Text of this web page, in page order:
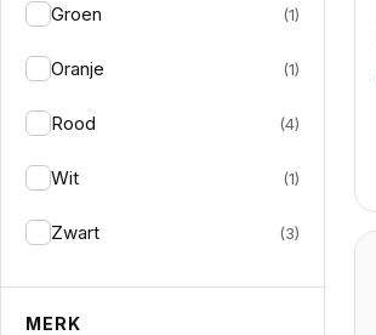
Groen (1)
Oranje (1)
Rood (4)
Wit (1)
Zwart (3)
MERK